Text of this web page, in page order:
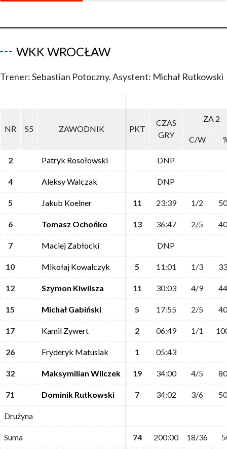
WKK WROCŁAW
Trener: Sebastian Potoczny. Asystent: Michał Rutkowski
NR S5 ZAWODNIK PKT
CZAS
GRY
ZA 2
C/W
2 Patryk Rosołowski DNP
4 Aleksy Walczak DNP
5 Jakub Koelner 11 23:39 1/2
6 Tomasz Ochońko 13 36:47 2/5
7 Maciej Zabłocki DNP
10 Mikołaj Kowalczyk 5 11:01 1/3
12 Szymon Kiwilsza 11 30:03 4/9
15 Michał Gabiński 5 17:55 2/5
17 Kamil Zywert 2 06:49 1/1
26 Fryderyk Matusiak 1 05:43
32 Maksymilian Wilczek 19 34:00 4/5
71 Dominik Rutkowski 7 34:02 3/6
Drużyna
Suma 74 200:00 18/36
NR S5 ZAWODNIK PKT
CZAS
GRY
ZA 2
C/W
2 Patryk Rosołowski DNP
4 Aleksy Walczak DNP
5 Jakub Koelner 11 23:39 1/2
6 Tomasz Ochońko 13 36:47 2/5
7 Maciej Zabłocki DNP
10 Mikołaj Kowalczyk 5 11:01 1/3
12 Szymon Kiwilsza 11 30:03 4/9
15 Michał Gabiński 5 17:55 2/5
17 Kamil Zywert 2 06:49 1/1
26 Fryderyk Matusiak 1 05:43
32 Maksymilian Wilczek 19 34:00 4/5
71 Dominik Rutkowski 7 34:02 3/6
Drużyna
Suma 74 200:00 18/36